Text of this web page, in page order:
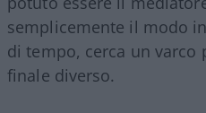
semplicemente il modo
di tempo, cerca un varco
finale diverso.